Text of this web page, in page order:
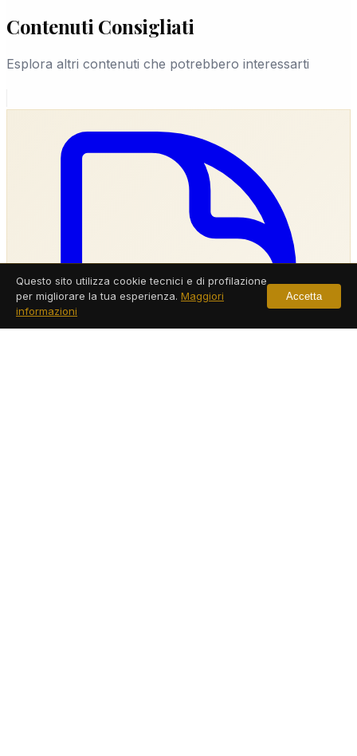
Contenuti Consigliati
Esplora altri contenuti che potrebbero interessarti
Questo sito utilizza cookie tecnici e di profilazione
per migliorare la tua esperienza. Maggiori
informazioni
Accetta